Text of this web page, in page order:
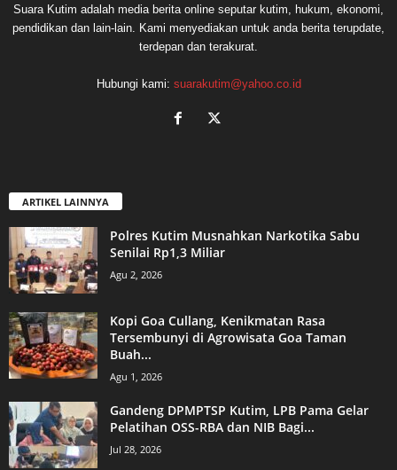
Suara Kutim adalah media berita online seputar kutim, hukum, ekonomi,
pendidikan dan lain-lain. Kami menyediakan untuk anda berita terupdate,
terdepan dan terakurat.
Hubungi kami: suarakutim@yahoo.co.id
ARTIKEL LAINNYA
Polres Kutim Musnahkan Narkotika Sabu
Senilai Rp1,3 Miliar
Agu 2, 2026
Kopi Goa Cullang, Kenikmatan Rasa
Tersembunyi di Agrowisata Goa Taman
Buah...
Agu 1, 2026
Gandeng DPMPTSP Kutim, LPB Pama Gelar
Pelatihan OSS-RBA dan NIB Bagi...
Jul 28, 2026